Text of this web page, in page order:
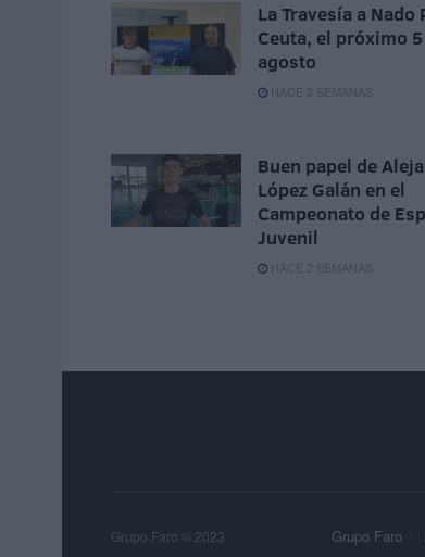
La Travesía a Nado
Ceuta, el próximo
agosto
HACE 2 SEMANAS
Buen papel de
López Galán en el
Campeonato de
Juvenil
HACE 2 SEMANAS
Grupo Faro
Grupo Faro © 2023